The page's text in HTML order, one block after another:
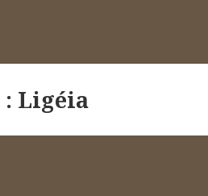
: Ligéia